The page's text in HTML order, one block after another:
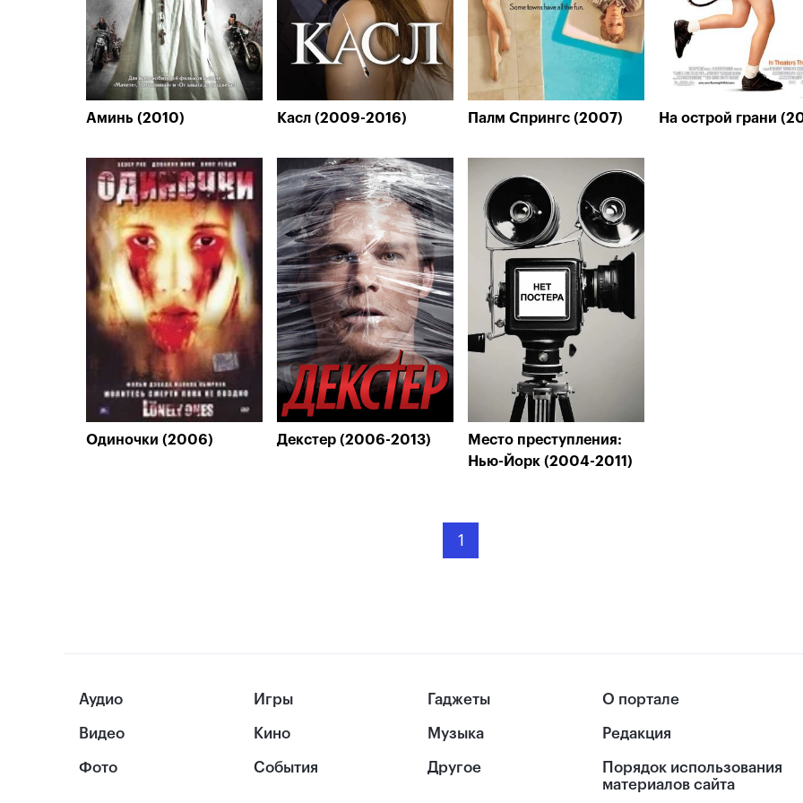
Аминь (2010) Касл (2009-2016) Палм Спрингс (2007) На острой грани
Одиночки (2006) Декстер (2006-2013)
Место преступления:
Нью-Йорк (2004-2011)
1
Аудио
Видео
Фото
Игры
Кино
События
Гаджеты
Музыка
Другое
О портале
Редакция
Порядок использования
материалов сайта